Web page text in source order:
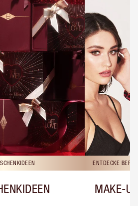
ENTDECKE
MAKE-